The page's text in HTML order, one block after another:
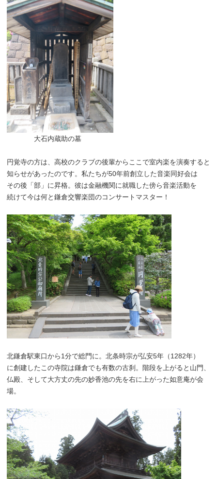
大石内蔵助の墓
円覚寺の方は、高校のクラブの後輩からここで室内楽を演奏すると
知らせがあったのです。私たちが50年前創立した音楽同好会は
その後「部」に昇格。彼は金融機関に就職した傍ら音楽活動を
続けて今は何と鎌倉交響楽団のコンサートマスター！
北鎌倉駅東口から1分で総門に。北条時宗が弘安5年（1282年）
に創建したこの寺院は鎌倉でも有数の古刹。階段を上がると山門、
仏殿、そして大方丈の先の妙香池の先を右に上がった如意庵が会
場。